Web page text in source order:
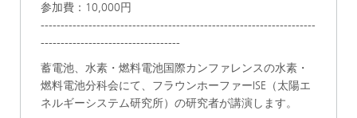
参加費：10,000円
---------------------------------------------------------------------
-----------------------------------
蓄電池、水素・燃料電池国際カンファレンスの水素・
燃料電池分科会にて、フラウンホーファーISE（太陽エ
ネルギーシステム研究所）の研究者が講演します。